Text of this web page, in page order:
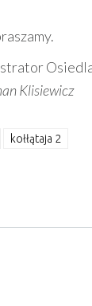
Klisiewicz
kołłątaja 2